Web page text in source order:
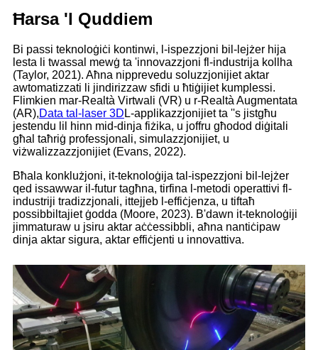
Ħarsa 'l Quddiem
Bi passi teknoloġiċi kontinwi, l-ispezzjoni bil-lejżer hija
lesta li twassal mewġ ta 'innovazzjoni fl-industrija kollha
(Taylor, 2021). Aħna nipprevedu soluzzjonijiet aktar
awtomatizzati li jindirizzaw sfidi u ħtiġijiet kumplessi.
Flimkien mar-Realtà Virtwali (VR) u r-Realtà Augmentata
(AR),Data tal-laser 3D L-applikazzjonijiet ta ''s jistgħu
jestendu lil hinn mid-dinja fiżika, u joffru għodod diġitali
għal taħriġ professjonali, simulazzjonijiet, u
viżwalizzazzjonijiet (Evans, 2022).
Bħala konklużjoni, it-teknoloġija tal-ispezzjoni bil-lejżer
qed issawwar il-futur tagħna, tirfina l-metodi operattivi fl-
industriji tradizzjonali, ittejjeb l-effiċjenza, u tiftaħ
possibbiltajiet ġodda (Moore, 2023). B'dawn it-teknoloġiji
jimmaturaw u jsiru aktar aċċessibbli, aħna nantiċipaw
dinja aktar sigura, aktar effiċjenti u innovattiva.